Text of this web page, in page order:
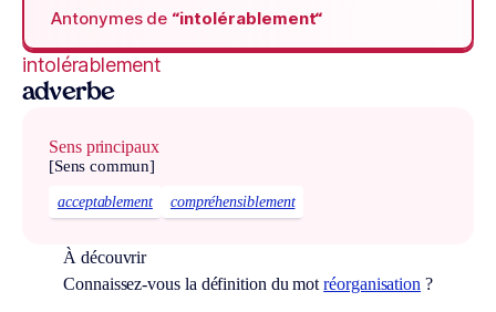
Antonymes de “intolérablement“
intolérablement
adverbe
Sens principaux
[Sens commun]
acceptablement compréhensiblement
À découvrir
Connaissez-vous la définition du motréorganisation ?